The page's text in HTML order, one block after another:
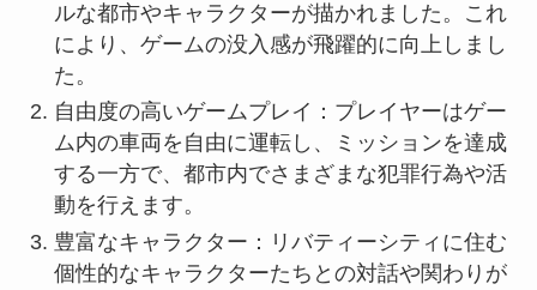
ルな都市やキャラクターが描かれました。これ
により、ゲームの没入感が飛躍的に向上しまし
た。
自由度の高いゲームプレイ：プレイヤーはゲー
ム内の車両を自由に運転し、ミッションを達成
する一方で、都市内でさまざまな犯罪行為や活
動を行えます。
豊富なキャラクター：リバティーシティに住む
個性的なキャラクターたちとの対話や関わりが